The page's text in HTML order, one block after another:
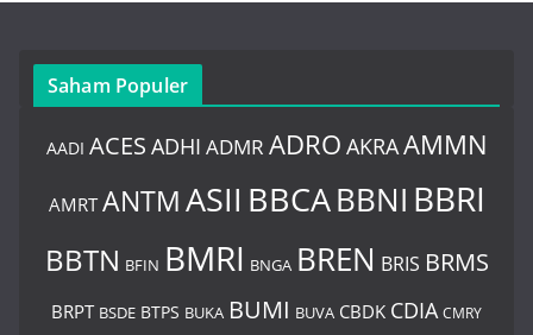
Saham Populer
AADI ACES ADHI ADMR ADRO AKRAAMMN
AMRT ANTMASII BBCABBNI BBRI
BBTN BFIN BMRI BNGA BREN BRIS BRMS
BRPT BSDE BTPS BUKA BUMI BUVA CBDK CDIA CMRY